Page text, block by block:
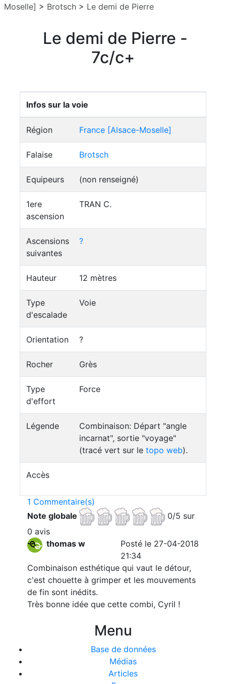
Moselle] > Brotsch > Le demi de Pierre
Le demi de Pierre -
7c/c+
Infos sur la voie
Région France [Alsace-Moselle]
Falaise Brotsch
Equipeurs (non renseigné)
1ere
ascension
TRAN C.
Ascensions
suivantes
?
Hauteur 12 mètres
Type
d'escalade
Voie
Orientation ?
Rocher Grès
Type
d'effort
Force
Légende
Combinaison: Départ "angle
incarnat", sortie "voyage"
(tracé vert sur le topo web).
Accès
1 Commentaire(s)
Note globale
0/5 sur
0 avis
thomas w
Posté le 27-04-2018
21:34
Combinaison esthétique qui vaut le détour,
c'est chouette à grimper et les mouvements
de fin sont inédits.
Très bonne idée que cette combi, Cyril !
Menu
Base de données
Médias
Articles